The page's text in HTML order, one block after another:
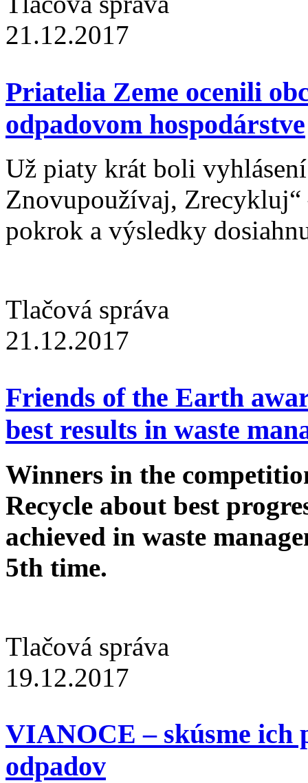
21.12.2017
Priatelia Zeme ocenili
odpadovom hospodárstve
Už piaty krát boli
Znovupoužívaj, Zrecykluj“
pokrok a výsledky
Tlačová správa
21.12.2017
Friends of the Earth
best results in waste
Winners in the
Recycle about best
achieved in waste
5th time.
Tlačová správa
19.12.2017
VIANOCE – skúsme ich
odpadov